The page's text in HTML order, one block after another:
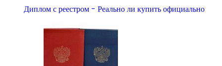
Диплом с реестром - Реально ли купить официально